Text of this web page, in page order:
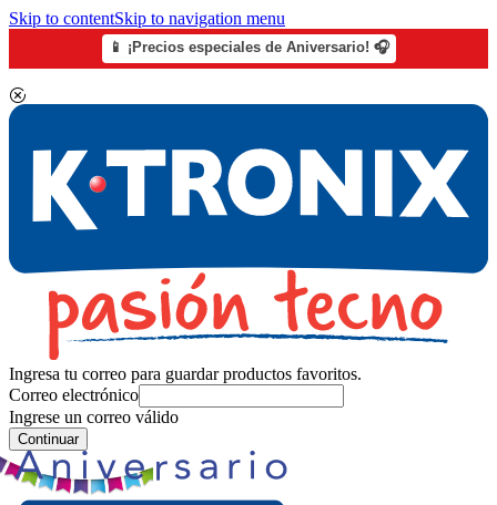
Skip to contentSkip to navigation menu
📱 ¡Precios especiales de Aniversario! 🎧
Ingresa tu correo para guardar productos favoritos.
Correo electrónico
Ingrese un correo válido
Continuar